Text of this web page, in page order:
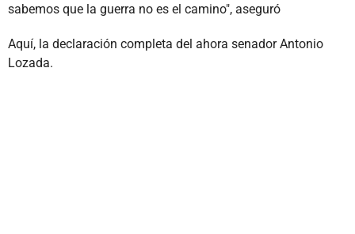
sabemos que la guerra no es el camino", aseguró
Aquí, la declaración completa del ahora senador Antonio
Lozada.